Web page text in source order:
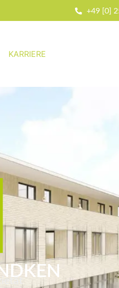
+49 [0]
KARRIERE